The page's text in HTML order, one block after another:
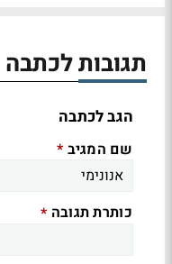
תגובות לכתבה
הגב לכתבה
שם המגיב *
כותרת תגובה *